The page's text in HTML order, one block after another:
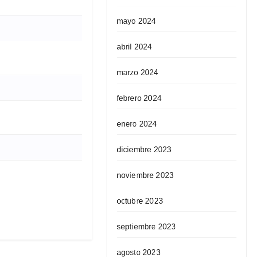
mayo 2024
abril 2024
marzo 2024
febrero 2024
enero 2024
diciembre 2023
noviembre 2023
octubre 2023
septiembre 2023
agosto 2023